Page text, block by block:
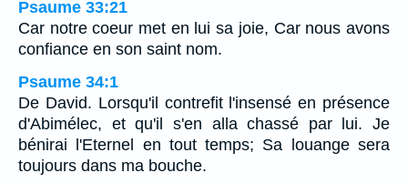
Psaume 33:21
Car notre coeur met en lui sa joie, Car nous avons
confiance en son saint nom.
Psaume 34:1
De David. Lorsqu'il contrefit l'insensé en présence
d'Abimélec, et qu'il s'en alla chassé par lui. Je
bénirai l'Eternel en tout temps; Sa louange sera
toujours dans ma bouche.